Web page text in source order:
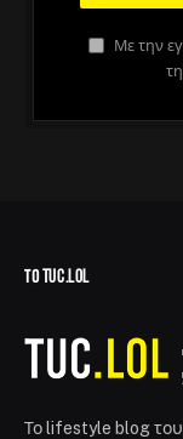
Με την
ΤΟ TUC.LOL
Το lifestyle blog